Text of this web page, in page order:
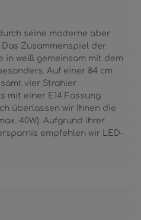
seine moderne aber
Zusammenspiel der
in weiß gemeinsam mit dem
Auf einer 84 cm
vier Strahler
mit einer E14 Fassung
überlassen wir Ihnen die
40W). Aufgrund ihrer
empfehlen wir LED-